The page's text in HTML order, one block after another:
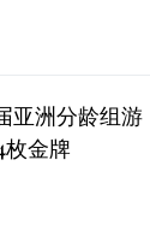
亚洲分龄组游
枚金牌